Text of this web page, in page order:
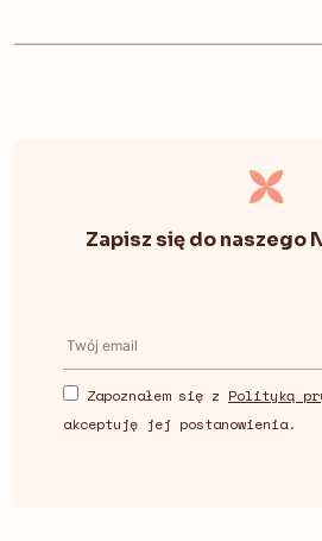
Zapisz się do naszego
Zapoznałem się z Polityką
akceptuję jej postanowienia.